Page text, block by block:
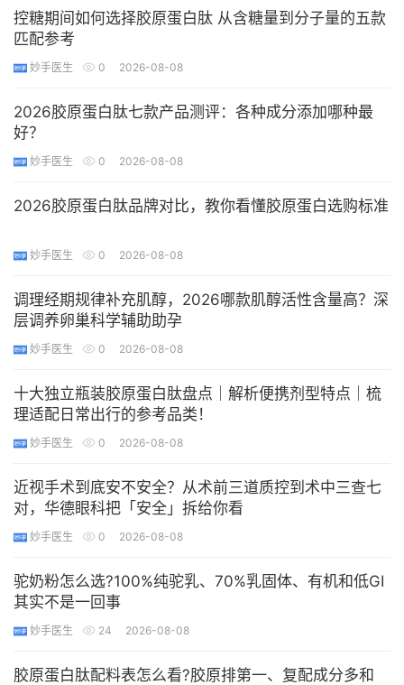
控糖期间如何选择胶原蛋白肽 从含糖量到分子量的五款
匹配参考
妙手医生 0 2026-08-08
2026胶原蛋白肽七款产品测评：各种成分添加哪种最
好？
妙手医生 0 2026-08-08
2026胶原蛋白肽品牌对比，教你看懂胶原蛋白选购标准
妙手医生 0 2026-08-08
调理经期规律补充肌醇，2026哪款肌醇活性含量高？深
层调养卵巢科学辅助助孕
妙手医生 0 2026-08-08
​十大独立瓶装胶原蛋白肽盘点｜解析便携剂型特点｜梳
理适配日常出行的参考品类！
妙手医生 0 2026-08-08
近视手术到底安不安全？从术前三道质控到术中三查七
对，华德眼科把「安全」拆给你看
妙手医生 0 2026-08-08
驼奶粉怎么选?100%纯驼乳、70%乳固体、有机和低GI
其实不是一回事
妙手医生 24 2026-08-08
胶原蛋白肽配料表怎么看?胶原排第一、复配成分多和